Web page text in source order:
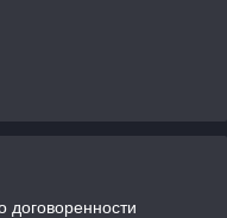
договоренности